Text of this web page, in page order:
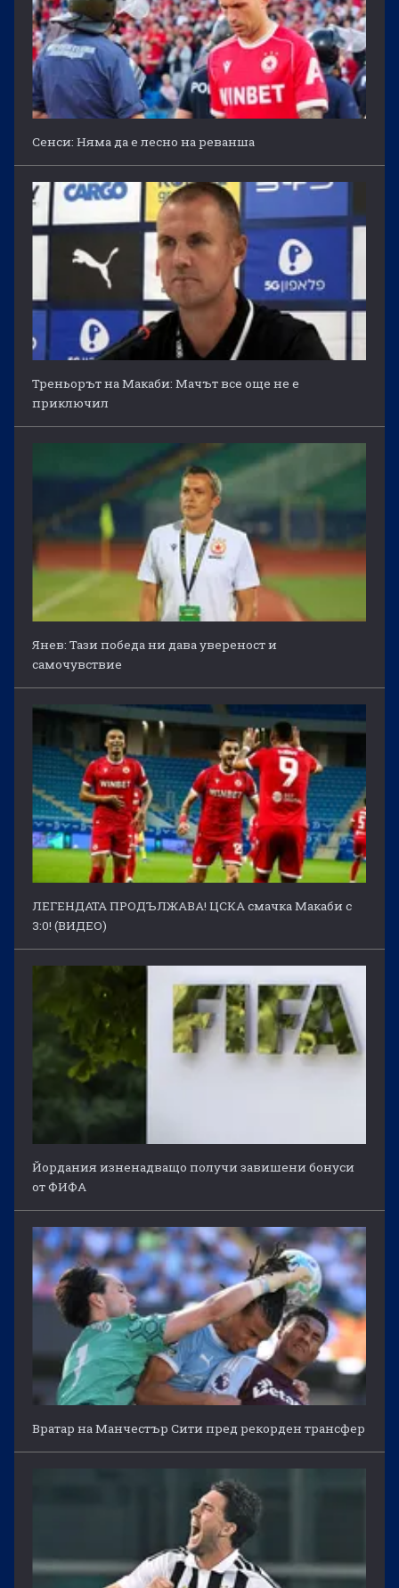
Сенси: Няма да е лесно на реванша
Треньорът на Макаби: Мачът все още не е
приключил
Янев: Тази победа ни дава увереност и
самочувствие
ЛЕГЕНДАТА ПРОДЪЛЖАВА! ЦСКА смачка Макаби с
3:0! (ВИДЕО)
Йордания изненадващо получи завишени бонуси
от ФИФА
Вратар на Манчестър Сити пред рекорден трансфер